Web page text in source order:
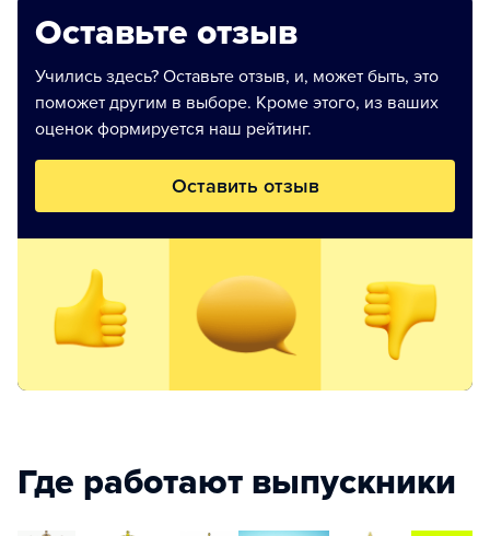
Оставьте отзыв
Учились здесь? Оставьте отзыв, и, может быть, это
поможет другим в выборе. Кроме этого, из ваших
оценок формируется наш рейтинг.
Оставить отзыв
Где работают выпускники